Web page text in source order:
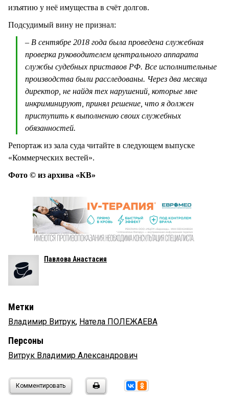
изъятию у неё имущества в счёт долгов.
Подсудимый вину не признал:
– В сентябре 2018 года была проведена служебная
проверка руководителем центрального аппарата
службы судебных приставов РФ. Все исполнительные
производства были расследованы. Через два месяца
директор, не найдя тех нарушений, которые мне
инкриминируют, принял решение, что я должен
приступить к выполнению своих служебных
обязанностей.
Репортаж из зала суда читайте в следующем выпуске
«Коммерческих вестей».
Фото © из архива «КВ»
Павлова Анастасия
Метки
Владимир Витрук, Натела ПОЛЕЖАЕВА
Персоны
Витрук Владимир Александрович
Комментировать